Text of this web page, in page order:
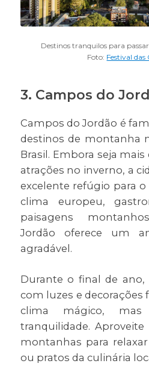
Destinos tranquilos para
Foto: Festival das
3. Campos do
Campos do Jordão é
destinos de montanha
Brasil. Embora seja
atrações no inverno, a
excelente refúgio para o
clima europeu,
paisagens
Jordão oferece um
agradável.
Durante o final de ano,
com luzes e decorações
clima mágico,
tranquilidade.
montanhas para
ou pratos da culinária